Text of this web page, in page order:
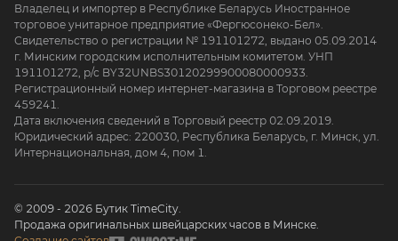
Владелец и импортер в Республике Беларусь Иностранное
торговое унитарное предприятие «Фергюсонеко-Бел».
Свидетельство о регистрации № 191101272, выдано 05.09.2014
г. Минским городским исполнительным комитетом. УНП
191101272, р/с BY32UNBS30120299900080000933.
Регистрационный номер интернет-магазина в Торговом реестре
459241.
Дата включения сведений в Торговый реестр 02.09.2019.
Юридический адрес: 220030, Республика Беларусь, г. Минск, ул.
Интернациональная, дом 4, пом 1.
© 2009 - 2026 Бутик TimeCity.
Продажа оригинальных швейцарских часов в Минске.